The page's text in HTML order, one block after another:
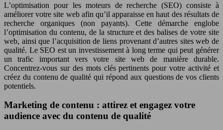
L’optimisation pour les moteurs de recherche (SEO) consiste à
améliorer votre site web afin qu’il apparaisse en haut des résultats de
recherche organiques (non payants). Cette démarche englobe
l’optimisation du contenu, de la structure et des balises de votre site
web, ainsi que l’acquisition de liens provenant d’autres sites web de
qualité. Le SEO est un investissement à long terme qui peut générer
un trafic important vers votre site web de manière durable.
Concentrez-vous sur des mots clés pertinents pour votre activité et
créez du contenu de qualité qui répond aux questions de vos clients
potentiels.
Marketing de contenu : attirez et engagez votre
audience avec du contenu de qualité